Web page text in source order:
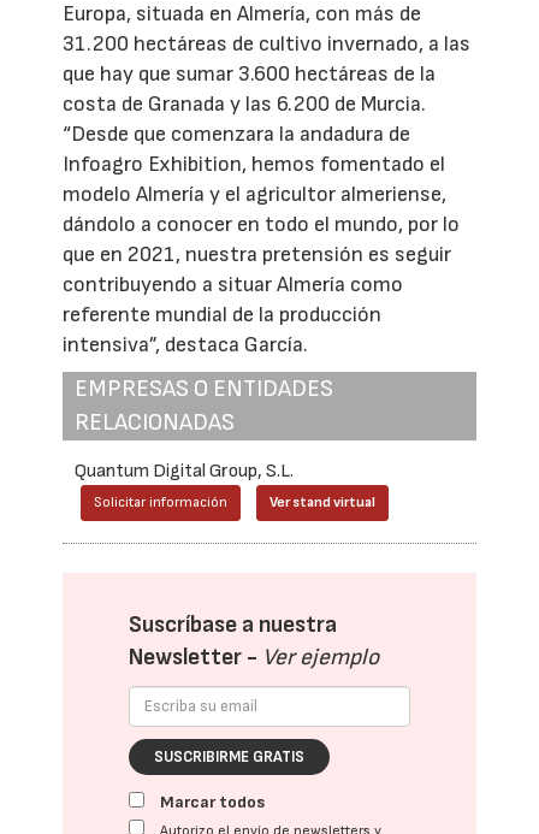
Europa, situada en Almería, con más de
31.200 hectáreas de cultivo invernado, a las
que hay que sumar 3.600 hectáreas de la
costa de Granada y las 6.200 de Murcia.
“Desde que comenzara la andadura de
Infoagro Exhibition, hemos fomentado el
modelo Almería y el agricultor almeriense,
dándolo a conocer en todo el mundo, por lo
que en 2021, nuestra pretensión es seguir
contribuyendo a situar Almería como
referente mundial de la producción
intensiva”, destaca García.
EMPRESAS O ENTIDADES
RELACIONADAS
Quantum Digital Group, S.L.
Solicitar información Ver stand virtual
Suscríbase a nuestra
Newsletter - Ver ejemplo
SUSCRIBIRME GRATIS
Marcar todos